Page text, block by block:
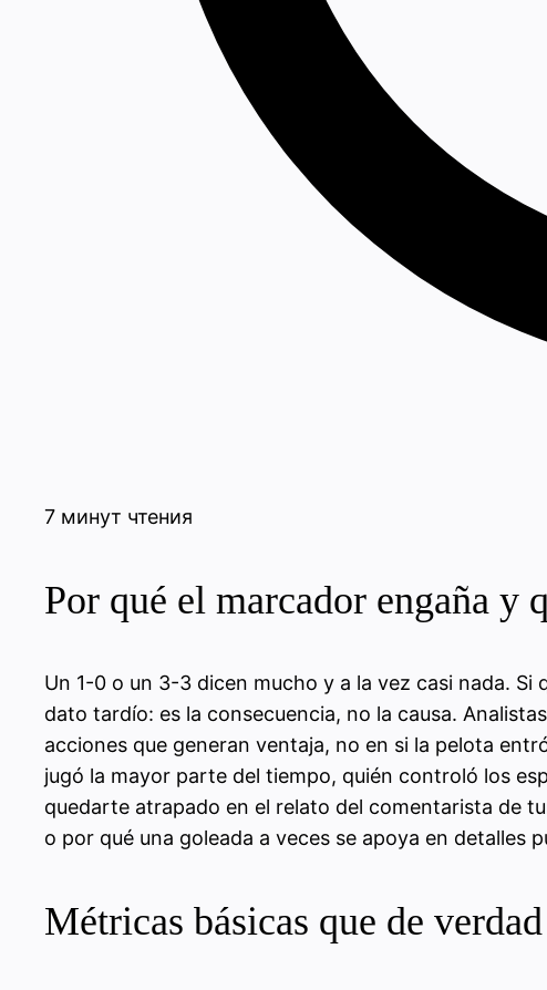
7 минут чтения
Por qué el marcador engaña y
Un 1-0 o un 3-3 dicen mucho y a la vez casi nada.
dato tardío: es la consecuencia, no la causa.
acciones que generan ventaja, no en si la pelota
jugó la mayor parte del tiempo, quién controló los
quedarte atrapado en el relato del comentarista de
o por qué una goleada a veces se apoya en detalles
Métricas básicas que de